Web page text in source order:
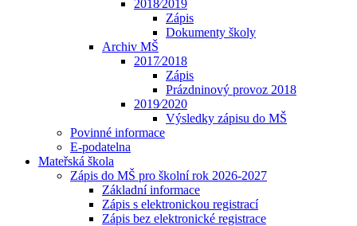
2018⁄2019
Zápis
Dokumenty školy
Archiv MŠ
2017⁄2018
Zápis
Prázdninový provoz 2018
2019⁄2020
Výsledky zápisu do MŠ
Povinné informace
E-podatelna
Mateřská škola
Zápis do MŠ pro školní rok 2026-2027
Základní informace
Zápis s elektronickou registrací
Zápis bez elektronické registrace